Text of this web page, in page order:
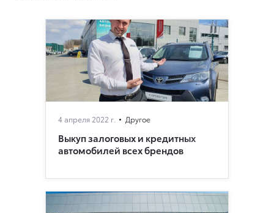
4 апреля 2022 г. Другое
Выкуп залоговых и кредитных
автомобилей всех брендов